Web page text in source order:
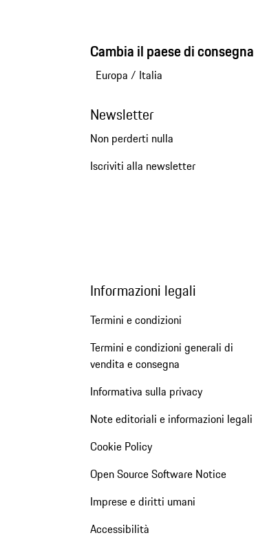
Cambia il paese di consegna
Europa / Italia
Newsletter
Non perderti nulla
Iscriviti alla newsletter
Informazioni legali
Termini e condizioni
Termini e condizioni generali di
vendita e consegna
Informativa sulla privacy
Note editoriali e informazioni legali
Cookie Policy
Open Source Software Notice
Imprese e diritti umani
Accessibilità